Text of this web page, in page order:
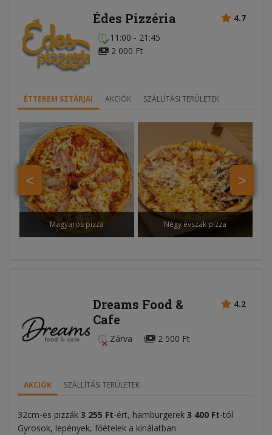
4.7
Édes Pizzéria
11:00 - 21:45
2 000 Ft
ÉTTEREM SZTÁRJAI AKCIÓK SZÁLLÍTÁSI TERÜLETEK
>
<
Magyaros pizza Négy évszak pizza
4.2
Dreams Food &
Cafe
Zárva 2 500 Ft
AKCIÓK SZÁLLÍTÁSI TERÜLETEK
32cm-es pizzák 3 255 Ft-ért, hamburgerek 3 400 Ft-tól
Gyrosok, lepények, főételek a kínálatban